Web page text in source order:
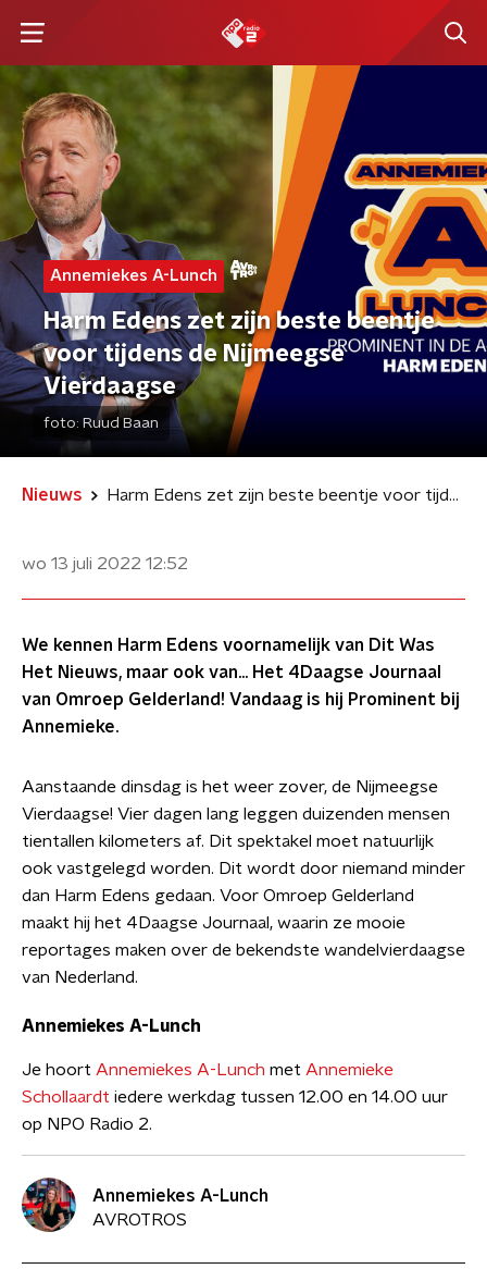
Annemiekes A-Lunch
Harm Edens zet zijn beste beentje
voor tijdens de Nijmeegse
Vierdaagse
foto: Ruud Baan
Nieuws Harm Edens zet zijn beste beentje voor tijdens de Nijmeegse Vierdaagse
wo 13 juli 2022 12:52
We kennen Harm Edens voornamelijk van Dit Was
Het Nieuws, maar ook van… Het 4Daagse Journaal
van Omroep Gelderland! Vandaag is hij Prominent bij
Annemieke.
Aanstaande dinsdag is het weer zover, de Nijmeegse
Vierdaagse! Vier dagen lang leggen duizenden mensen
tientallen kilometers af. Dit spektakel moet natuurlijk
ook vastgelegd worden. Dit wordt door niemand minder
dan Harm Edens gedaan. Voor Omroep Gelderland
maakt hij het 4Daagse Journaal, waarin ze mooie
reportages maken over de bekendste wandelvierdaagse
van Nederland.
Annemiekes A-Lunch
Je hoort Annemiekes A-Lunch met Annemieke
Schollaardt iedere werkdag tussen 12.00 en 14.00 uur
op NPO Radio 2.
Annemiekes A-Lunch
AVROTROS